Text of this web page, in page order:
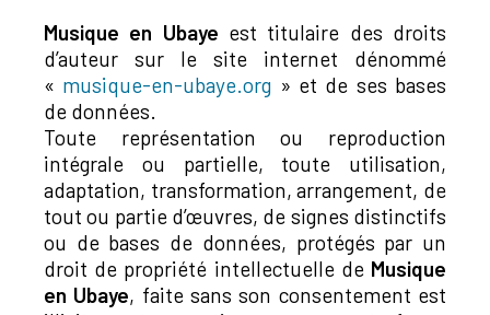
Musique en Ubaye est titulaire des droits
d’auteur sur le site internet dénommé
« musique-en-ubaye.org » et de ses bases
de données.
Toute représentation ou reproduction
intégrale ou partielle, toute utilisation,
adaptation, transformation, arrangement, de
tout ou partie d’œuvres, de signes distinctifs
ou de bases de données, protégés par un
droit de propriété intellectuelle de Musique
en Ubaye, faite sans son consentement est